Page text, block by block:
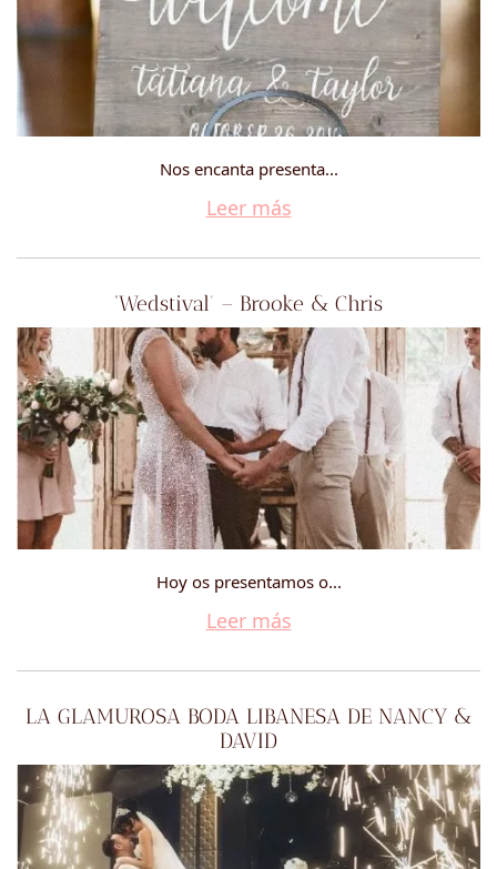
Nos encanta presenta...
Leer más
‘Wedstival’ – Brooke & Chris
Hoy os presentamos o...
Leer más
LA GLAMUROSA BODA LIBANESA DE NANCY &
DAVID